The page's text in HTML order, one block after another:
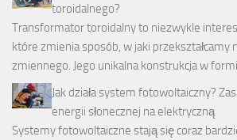
toroidalnego?
Transformator toroidalny to niezwykle
które zmienia sposób, w jaki przekształcamy
zmiennego. Jego unikalna konstrukcja w
Jak działa system fotowoltaiczny?
energii słonecznej na elektryczną
Systemy fotowoltaiczne stają się coraz